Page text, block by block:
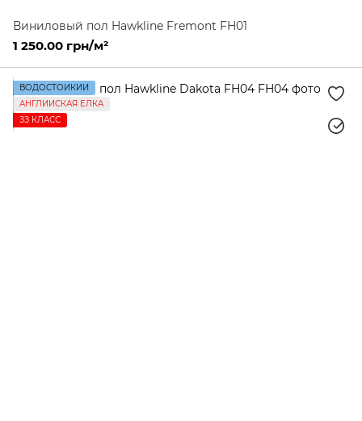
Виниловый пол Hawkline Fremont FH01
1 250.00 грн/м²
ВОДОСТОЙКИЙ
АНГЛИЙСКАЯ ЕЛКА
ЗЗ КЛАСС